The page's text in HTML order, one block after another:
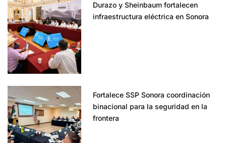
Durazo y Sheinbaum fortalecen
infraestructura eléctrica en Sonora
Fortalece SSP Sonora coordinación
binacional para la seguridad en la
frontera